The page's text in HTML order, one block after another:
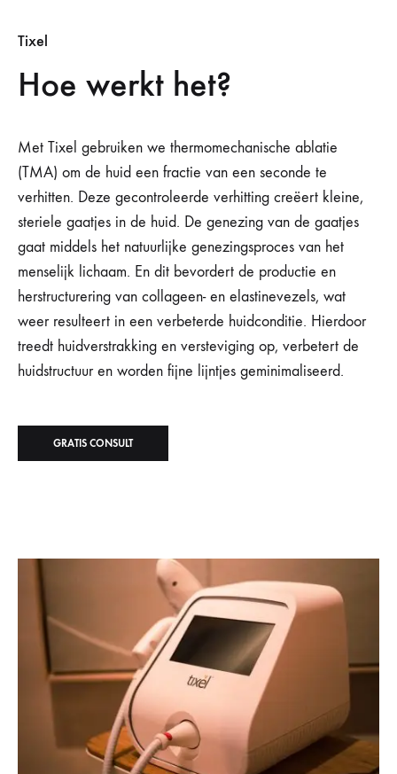
Tixel
Hoe werkt het?
Met Tixel gebruiken we thermomechanische ablatie
(TMA) om de huid een fractie van een seconde te
verhitten. Deze gecontroleerde verhitting creëert kleine,
steriele gaatjes in de huid. De genezing van de gaatjes
gaat middels het natuurlijke genezingsproces van het
menselijk lichaam. En dit bevordert de productie en
herstructurering van collageen- en elastinevezels, wat
weer resulteert in een verbeterde huidconditie. Hierdoor
treedt huidverstrakking en versteviging op, verbetert de
huidstructuur en worden fijne lijntjes geminimaliseerd.
GRATIS CONSULT